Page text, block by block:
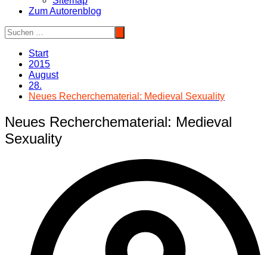
Zum Autorenblog
Start
2015
August
28.
Neues Recherchematerial: Medieval Sexuality
Neues Recherchematerial: Medieval
Sexuality